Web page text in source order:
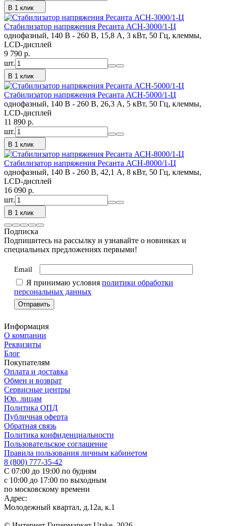
В 1 клик
Стабилизатор напряжения Ресанта АСН-3000/1-Ц
однофазный, 140 В - 260 В, 15,8 А, 3 кВт, 50 Гц, клеммы,
LCD-дисплей
9 790 p.
шт.
В 1 клик
Стабилизатор напряжения Ресанта АСН-5000/1-Ц
однофазный, 140 В - 260 В, 26,3 А, 5 кВт, 50 Гц, клеммы,
LCD-дисплей
11 890 p.
шт.
В 1 клик
Стабилизатор напряжения Ресанта АСН-8000/1-Ц
однофазный, 140 В - 260 В, 42,1 А, 8 кВт, 50 Гц, клеммы,
LCD-дисплей
16 090 p.
шт.
В 1 клик
Подписка
Подпишитесь на рассылку и узнавайте о новинках и
специальных предложениях первыми!
Email
Я принимаю условия политики обработки
персональных данных
Информация
О компании
Реквизиты
Блог
Покупателям
Оплата и доставка
Обмен и возврат
Сервисные центры
Юр. лицам
Политика ОПД
Публичная оферта
Обратная связь
Политика конфиденциальности
Пользовательское соглашение
Правила пользования личным кабинетом
8 (800) 777-35-42
С 07:00 до 19:00 по будням
с 10:00 до 17:00 по выходным
по московскому времени
Адрес:
Молодежный квартал, д.12а, к.1